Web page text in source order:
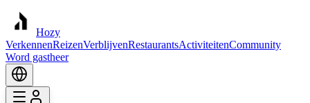
Hozy
VerkennenReizenVerblijvenRestaurantsActiviteitenCommunity
Word gastheer